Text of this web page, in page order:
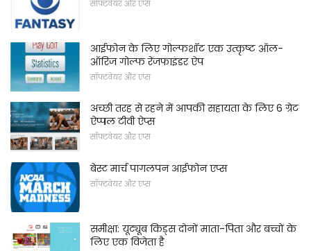
सॉफ्टवेयर और एप्स
आईफोन के लिए गोल्फशॉट एक उत्कृष्ट ऑल-
ऑरिज गोल्फ रेंजफाइंडर ऐप
सॉफ्टवेयर और एप्स
अच्छी तरह से रहने में आपकी सहायता के लिए 6 ग्रेट
ऐप्पल टीवी ऐप्स
सॉफ्टवेयर और एप्स
बेस्ट मार्च पागलपन आईफोन एप्स
सॉफ्टवेयर और एप्स
समीक्षा: यूट्यूब किड्स दोनों माता-पिता और बच्चों के
लिए एक विजेता है